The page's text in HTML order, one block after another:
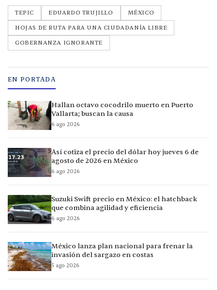
TEPIC EDUARDO TRUJILLO
MÉXICO
HOJAS DE RUTA PARA UNA CIUDADANÍA LIBRE
GOBERNANZA IGNORANTE
EN PORTADA
Hallan octavo cocodrilo muerto en Puerto
Vallarta; buscan la causa
6 ago 2026
Así cotiza el precio del dólar hoy jueves 6 de
agosto de 2026 en México
6 ago 2026
Suzuki Swift precio en México: el hatchback
que combina agilidad y eficiencia
6 ago 2026
México lanza plan nacional para frenar la
invasión del sargazo en costas
5 ago 2026